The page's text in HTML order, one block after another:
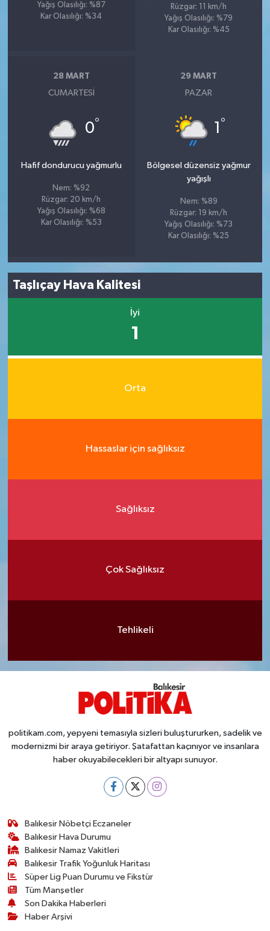
Yağış Olasılığı: %87
Kar Olasılığı: %34
Rüzgar: 11 km/h
Yağış Olasılığı: %79
Kar Olasılığı: %45
28 MART
CUMARTESI
0°
Hafif dondurucu yağmurlu
Nem: %92
Rüzgar: 20 km/h
Yağış Olasılığı: %68
Kar Olasılığı: %53
29 MART
PAZAR
1 °
Bölgesel düzensiz yağmur
yağışlı
Nem: %89
Rüzgar: 19 km/h
Yağış Olasılığı: %73
Kar Olasılığı: %25
Taşlıçay Hava Kalitesi
İyi
1
Orta
Hassaslar için sağlıksız
Sağlıksız
Çok Sağlıksız
Tehlikeli
politikam.com, yepyeni temasıyla sizleri buluştururken, sadelik ve
modernizmi bir araya getiriyor. Şatafattan kaçınıyor ve insanlara
haber okuyabilecekleri bir altyapı sunuyor.
Balıkesir Nöbetçi Eczaneler
Balıkesir Hava Durumu
Balıkesir Namaz Vakitleri
Balıkesir Trafik Yoğunluk Haritası
Süper Lig Puan Durumu ve Fikstür
Tüm Manşetler
Son Dakika Haberleri
Haber Arşivi
VİZYONDAKİLER